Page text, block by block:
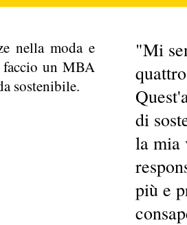
nella moda e
faccio un MBA
sostenibile.
"Mi
di
la mia
più e